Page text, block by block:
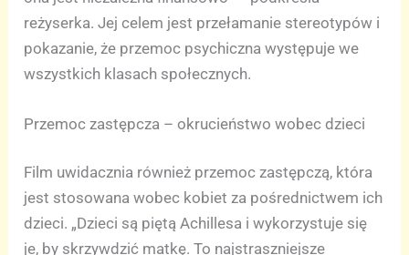
reżyserka. Jej celem jest przełamanie stereotypów i
pokazanie, że przemoc psychiczna występuje we
wszystkich klasach społecznych.
Przemoc zastępcza – okrucieństwo wobec dzieci
Film uwidacznia również przemoc zastępczą, która
jest stosowana wobec kobiet za pośrednictwem ich
dzieci. „Dzieci są piętą Achillesa i wykorzystuje się
je, by skrzywdzić matkę. To najstraszniejsze